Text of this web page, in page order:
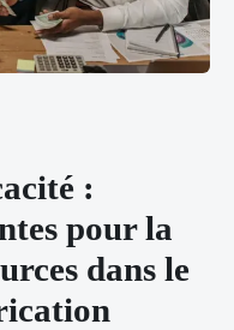
:
pour la
dans le